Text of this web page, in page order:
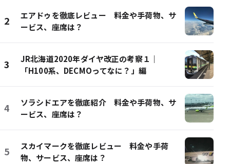
2
エアドゥを徹底レビュー 料金や手荷物、サ
ービス、座席は？
3
JR北海道2020年ダイヤ改正の考察１｜
「H100系、DECMOってなに？」編
4
ソラシドエアを徹底紹介 料金や手荷物、サ
ービス、座席は？
5
スカイマークを徹底レビュー 料金や手荷
物、サービス、座席は？